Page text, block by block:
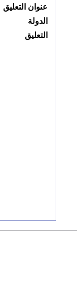
عنوان التعليق
الدولة
التعليق